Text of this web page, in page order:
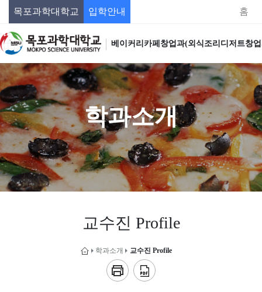
목포과학대학교 입학안내 홈
베이커리카페창업과(외식조리디저트창
학과소개
교수진 Profile
학과소개 교수진 Profile